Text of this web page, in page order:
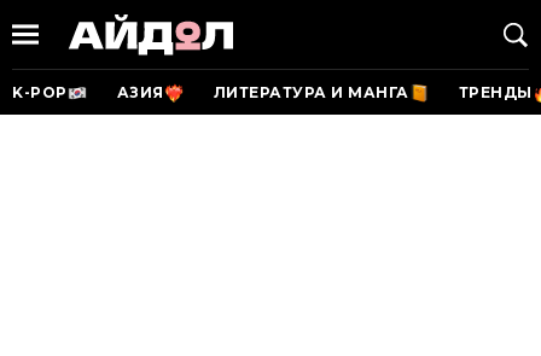
K-POP АЗИЯ ЛИТЕРАТУРА И МАНГА ТРЕНДЫ